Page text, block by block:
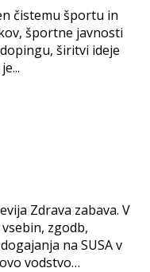
čistemu športu in
športne javnosti
širitvi ideje
Zdrava zabava. V
zgodb,
na SUSA v
vodstvo…